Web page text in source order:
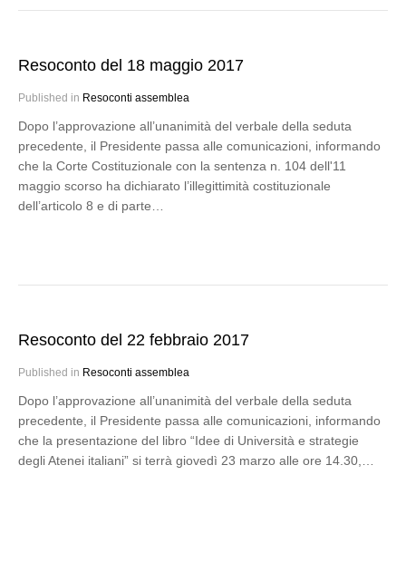
Resoconto del 18 maggio 2017
Published in Resoconti assemblea
Dopo l’approvazione all’unanimità del verbale della seduta
precedente, il Presidente passa alle comunicazioni, informando
che la Corte Costituzionale con la sentenza n. 104 dell'11
maggio scorso ha dichiarato l’illegittimità costituzionale
dell’articolo 8 e di parte…
Resoconto del 22 febbraio 2017
Published in Resoconti assemblea
Dopo l’approvazione all’unanimità del verbale della seduta
precedente, il Presidente passa alle comunicazioni, informando
che la presentazione del libro “Idee di Università e strategie
degli Atenei italiani” si terrà giovedì 23 marzo alle ore 14.30,…